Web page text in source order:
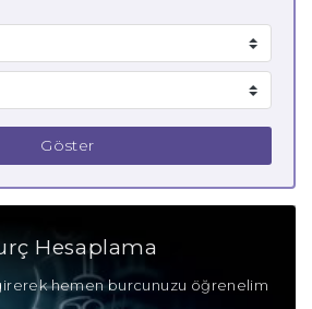
Göster
Hesaplama
hemen burcunuzu öğrenelim